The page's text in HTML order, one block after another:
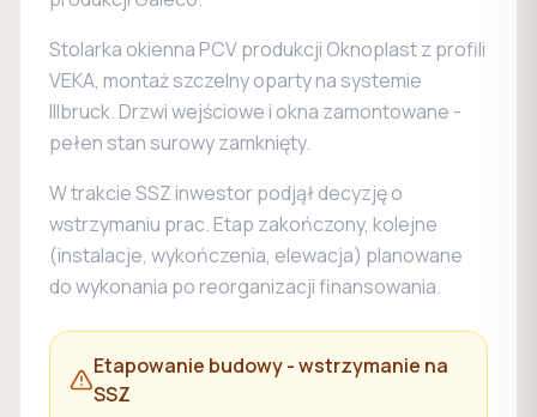
Stolarka okienna PCV produkcji Oknoplast z profili
VEKA, montaż szczelny oparty na systemie
Illbruck. Drzwi wejściowe i okna zamontowane -
pełen stan surowy zamknięty.
W trakcie SSZ inwestor podjął decyzję o
wstrzymaniu prac. Etap zakończony, kolejne
(instalacje, wykończenia, elewacja) planowane
do wykonania po reorganizacji finansowania.
Etapowanie budowy - wstrzymanie na
SSZ